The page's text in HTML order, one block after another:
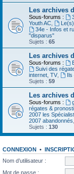
Les archives
Sous-forums :
Youth AC,
34e - Infos et
"disparus"
Sujets : 65
Les archives
Sous-forums :
Suivi des
internet, TV,
Sujets : 59
Les archives
Sous-forums :
régates &
2007 les
2007 abandonnés,
Sujets : 130
CONNEXION •
Nom d’utilisateur :
Mot de passe :